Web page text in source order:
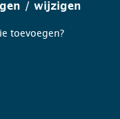
/ wijzigen
toevoegen?